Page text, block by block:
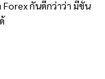
กันดีกว่าว่า มีขั้น